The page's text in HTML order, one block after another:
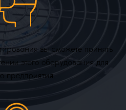
вы сможете принять
этого оборудования для
предприятия.